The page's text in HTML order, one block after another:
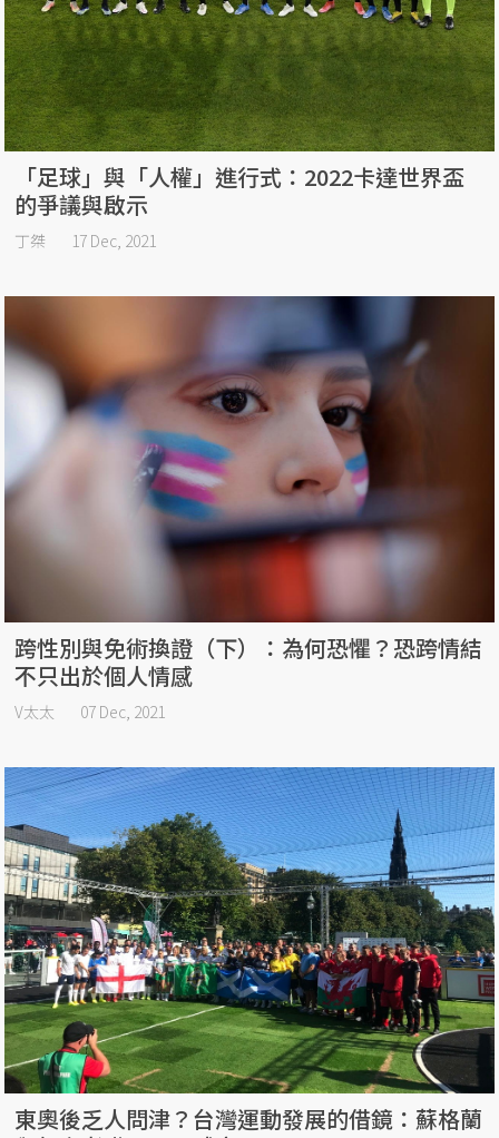
「足球」與「人權」進行式：2022卡達世界盃
的爭議與啟示
丁桀 17 Dec, 2021
跨性別與免術換證（下）：為何恐懼？恐跨情結
不只出於個人情感
V太太 07 Dec, 2021
東奧後乏人問津？台灣運動發展的借鏡：蘇格蘭